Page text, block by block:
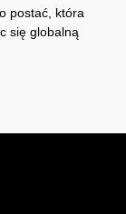
postać, która
się globalną